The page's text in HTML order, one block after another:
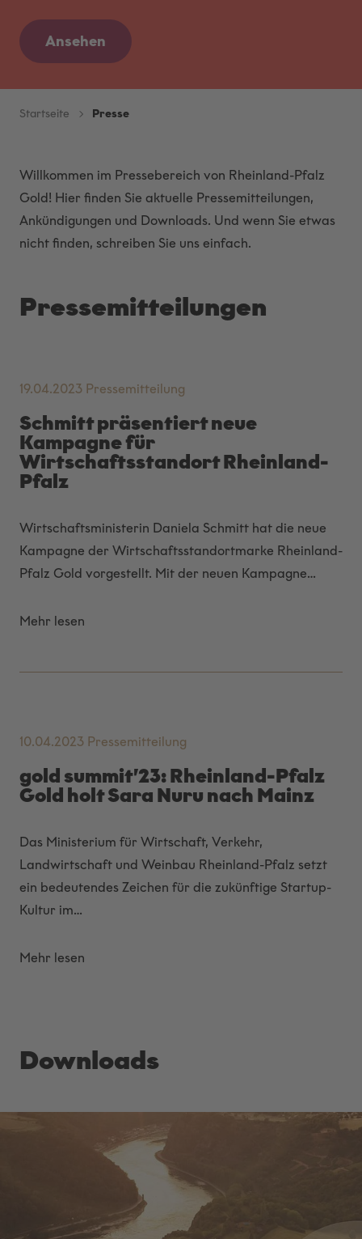
Ansehen
Startseite Presse
Willkommen im Pressebereich von Rheinland-Pfalz
Gold! Hier finden Sie aktuelle Pressemitteilungen,
Ankündigungen und Downloads. Und wenn Sie etwas
nicht finden, schreiben Sie uns einfach.
Pressemitteilungen
19.04.2023 Pressemitteilung
Schmitt präsentiert neue
Kampagne für
Wirtschaftsstandort Rheinland-
Pfalz
Wirtschaftsministerin Daniela Schmitt hat die neue
Kampagne der Wirtschaftsstandortmarke Rheinland-
Pfalz Gold vorgestellt. Mit der neuen Kampagne…
Mehr lesen
10.04.2023 Pressemitteilung
gold summit’23: Rheinland-Pfalz
Gold holt Sara Nuru nach Mainz
Das Ministerium für Wirtschaft, Verkehr,
Landwirtschaft und Weinbau Rheinland-Pfalz setzt
ein bedeutendes Zeichen für die zukünftige Startup-
Kultur im…
Mehr lesen
Downloads